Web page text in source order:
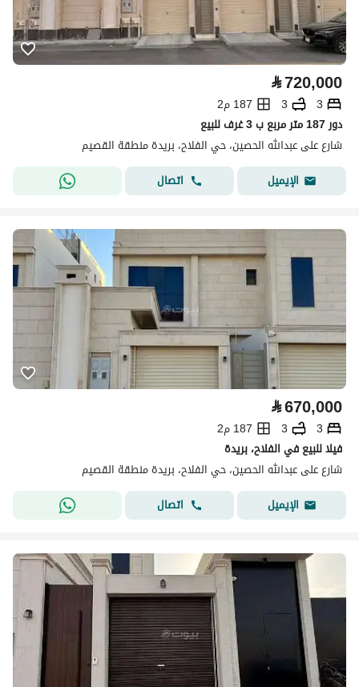
⃁720,000
3
3
187 م2
دور 187 متر مربع ب 3 غرف للبيع
شارع على عبدالله الحصين، حي الفلاح، بريدة منطقة القصيم
الإيميل
اتصال
⃁670,000
3
3
187 م2
فيلا للبيع في الفلاح، بريدة
شارع على عبدالله الحصين، حي الفلاح، بريدة منطقة القصيم
الإيميل
اتصال